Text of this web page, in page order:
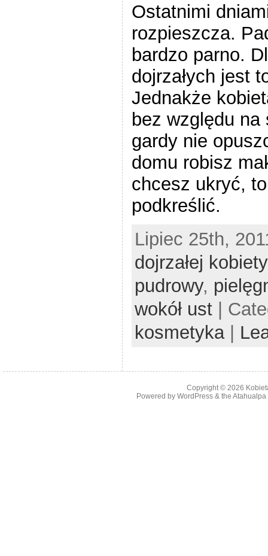
Ostatnimi
rozpieszcza.
bardzo parno.
dojrzałych jest
Jednakże
bez względu na
gardy nie
domu robisz
chcesz ukryć,
podkreślić.
Lipiec 25th,
dojrzałej kobiety
pudrowy,
wokół ust|
kosmetyka|
Copyright © 2026
Powered by WordPress& the Atahualpa